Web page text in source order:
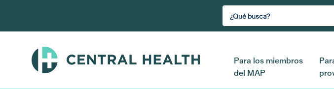
contenido
Para los miembros
del MAP